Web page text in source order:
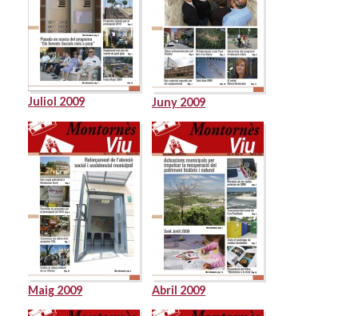
Juliol 2009 Juny 2009
Maig 2009 Abril 2009